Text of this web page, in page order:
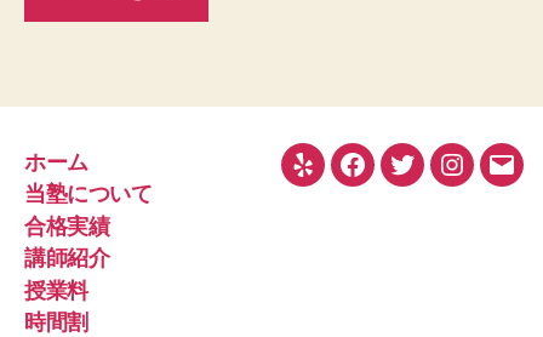
ホーム
当塾について
合格実績
講師紹介
授業料
時間割
Yelp Facebook
Twitter
メ